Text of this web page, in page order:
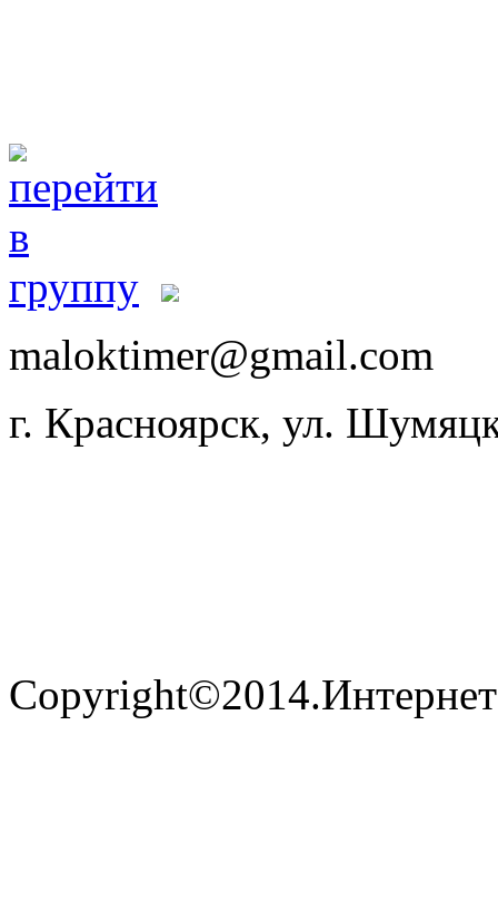
maloktimer@gmail.com
г. Красноярск, ул.